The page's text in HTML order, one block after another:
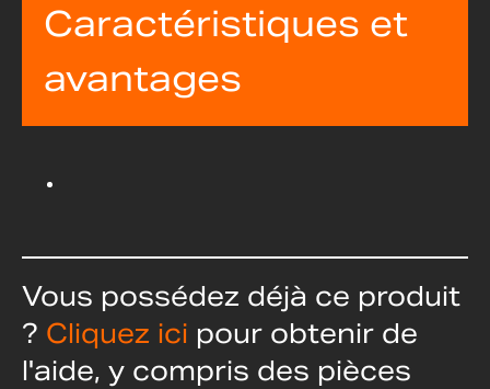
Caractéristiques et
avantages
Vous possédez déjà ce produit
? Cliquez ici pour obtenir de
l'aide, y compris des pièces